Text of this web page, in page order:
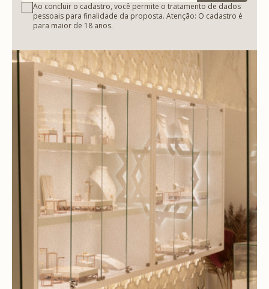
Ao concluir o cadastro, você permite o tratamento de dados
pessoais para finalidade da proposta. Atenção: O cadastro é
para maior de 18 anos.